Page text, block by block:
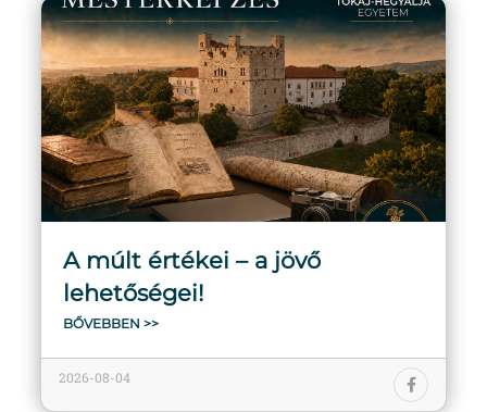
A múlt értékei – a jövő
lehetőségei!
BŐVEBBEN >>
2026-08-04